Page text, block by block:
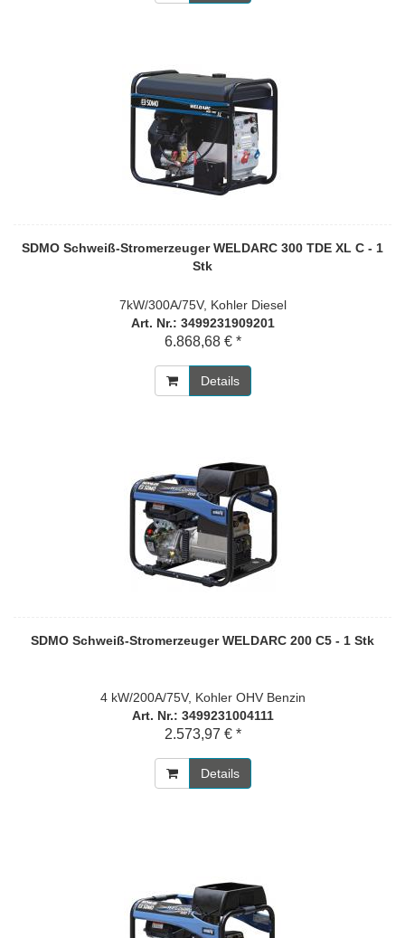
SDMO Schweiß-Stromerzeuger WELDARC 300 TDE XL C - 1
Stk
7kW/300A/75V, Kohler Diesel
Art. Nr.: 3499231909201
6.868,68 € *
Details
SDMO Schweiß-Stromerzeuger WELDARC 200 C5 - 1 Stk
4 kW/200A/75V, Kohler OHV Benzin
Art. Nr.: 3499231004111
2.573,97 € *
Details